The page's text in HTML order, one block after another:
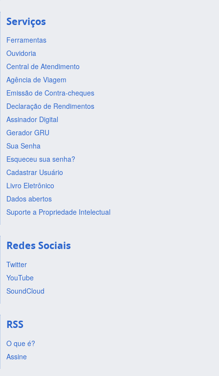
Serviços
Ferramentas
Ouvidoria
Central de Atendimento
Agência de Viagem
Emissão de Contra-cheques
Declaração de Rendimentos
Assinador Digital
Gerador GRU
Sua Senha
Esqueceu sua senha?
Cadastrar Usuário
Livro Eletrônico
Dados abertos
Suporte a Propriedade Intelectual
Redes Sociais
Twitter
YouTube
SoundCloud
RSS
O que é?
Assine